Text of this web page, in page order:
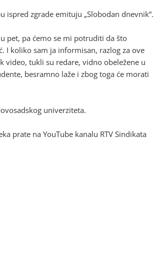
ispred zgrade emituju „Slobodan dnevnik“.
pet, pa ćemo se mi potruditi da što
I koliko sam ja informisan, razlog za ove
video, tukli su redare, vidno obeležene u
besramno laže i zbog toga će morati
univerziteta.
prate na YouTube kanalu RTV Sindikata